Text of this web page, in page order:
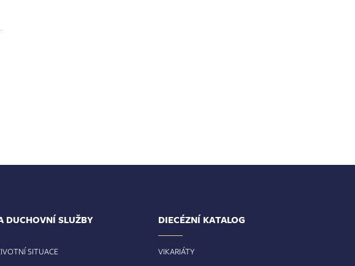
DUCHOVNÍ SLUŽBY
SITUACE
DIECÉZNÍ KATALOG
VIKARIÁTY